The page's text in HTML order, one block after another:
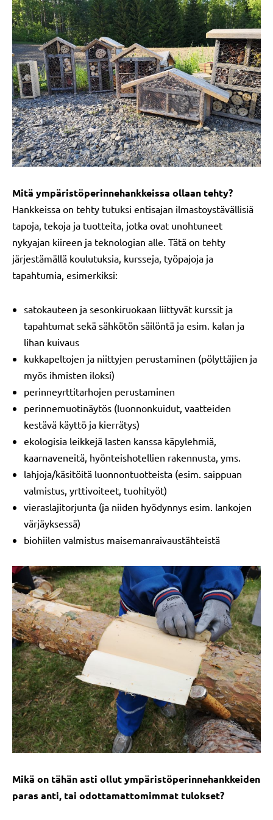
Mitä ympäristöperinnehankkeissa ollaan tehty?
Hankkeissa on tehty tutuksi entisajan ilmastoystävällisiä
tapoja, tekoja ja tuotteita, jotka ovat unohtuneet
nykyajan kiireen ja teknologian alle. Tätä on tehty
järjestämällä koulutuksia, kursseja, työpajoja ja
tapahtumia, esimerkiksi:
satokauteen ja sesonkiruokaan liittyvät kurssit ja
tapahtumat sekä sähkötön säilöntä ja esim. kalan ja
lihan kuivaus
kukkapeltojen ja niittyjen perustaminen (pölyttäjien ja
myös ihmisten iloksi)
perinneyrttitarhojen perustaminen
perinnemuotinäytös (luonnonkuidut, vaatteiden
kestävä käyttö ja kierrätys)
ekologisia leikkejä lasten kanssa käpylehmiä,
kaarnaveneitä, hyönteishotellien rakennusta, yms.
lahjoja/käsitöitä luonnontuotteista (esim. saippuan
valmistus, yrttivoiteet, tuohityöt)
vieraslajitorjunta (ja niiden hyödynnys esim. lankojen
värjäyksessä)
biohiilen valmistus maisemanraivaustähteistä
Mikä on tähän asti ollut ympäristöperinnehankkeiden
paras anti, tai odottamattomimmat tulokset?